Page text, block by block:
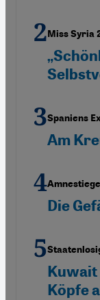
Miss Syria
Spaniens
Am
Die
Köpfe